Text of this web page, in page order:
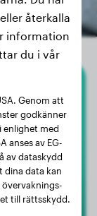
återkalla
information
du i vår
Genom att
godkänner
enlighet med
anses av EG-
av dataskydd
dina data kan
till rättsskydd.